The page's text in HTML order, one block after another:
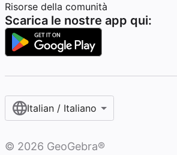
Risorse della comunità
Scarica le nostre app qui:
Italian / Italiano‎
© 2026 GeoGebra®